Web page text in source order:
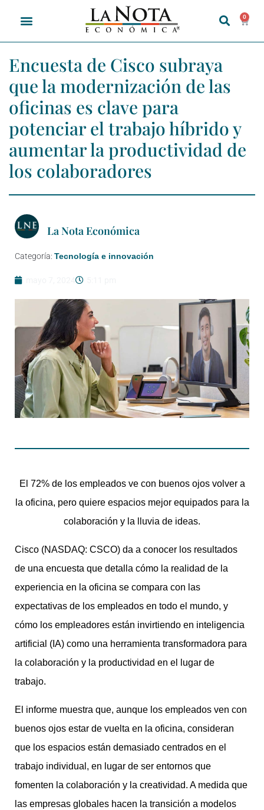
0
Encuesta de Cisco subraya
que la modernización de las
oficinas es clave para
potenciar el trabajo híbrido y
aumentar la productividad de
los colaboradores
La Nota Económica
Categoría: Tecnología e innovación
El 72% de los empleados ve con buenos ojos volver a
la oficina, pero quiere espacios mejor equipados para la
colaboración y la lluvia de ideas.
Cisco (NASDAQ: CSCO) da a conocer los resultados
de una encuesta que detalla cómo la realidad de la
experiencia en la oficina se compara con las
expectativas de los empleados en todo el mundo, y
cómo los empleadores están invirtiendo en inteligencia
artificial (IA) como una herramienta transformadora para
la colaboración y la productividad en el lugar de
trabajo.
El informe muestra que, aunque los empleados ven con
buenos ojos estar de vuelta en la oficina, consideran
que los espacios están demasiado centrados en el
trabajo individual, en lugar de ser entornos que
fomenten la colaboración y la creatividad. A medida que
las empresas globales hacen la transición a modelos